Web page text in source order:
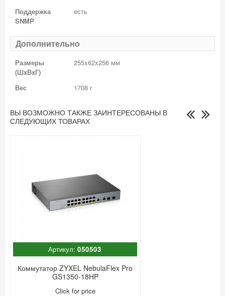
Поддержка
SNMP
есть
Дополнительно
Размеры
(ШxВxГ)
255x62x256 мм
Вес 1708 г
ВЫ ВОЗМОЖНО ТАКЖЕ ЗАИНТЕРЕСОВАНЫ В
СЛЕДУЮЩИХ ТОВАРАХ
Артикул:050503
Коммутатор ZYXEL NebulaFlex Pro
GS1350-18HP
Click for price